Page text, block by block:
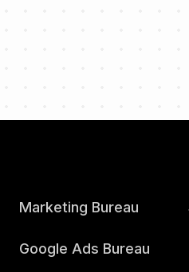
Marketing Bureau
Google Ads Bureau